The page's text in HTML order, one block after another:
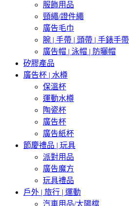
服飾用品
頸繩/證件繩
廣告毛巾
腕 | 手帶 | 頭帶 | 手錶手帶
廣告帽 | 泳帽 | 防曬帽
矽膠產品
廣告杯 | 水樽
保溫杯
運動水樽
陶瓷杯
廣告杯
廣告紙杯
節慶禮品 | 玩具
派對用品
廣告魔方
玩具禮品
戶外 | 旅行 | 運動
汽車用品/太陽檔